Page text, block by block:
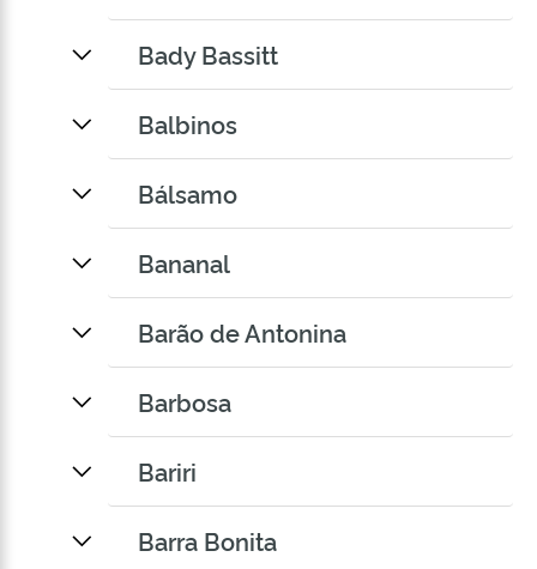
Bady Bassitt
Balbinos
Bálsamo
Bananal
Barão de Antonina
Barbosa
Bariri
Barra Bonita